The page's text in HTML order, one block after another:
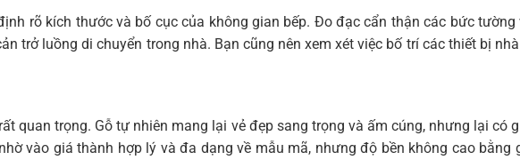
rõ kích thước và bố cục của không gian bếp. Đo đạc cẩn thận các bức
trở luồng di chuyển trong nhà. Bạn cũng nên xem xét việc bố trí các thiết bị
quan trọng. Gỗ tự nhiên mang lại vẻ đẹp sang trọng và ấm cúng, nhưng lại có
vào giá thành hợp lý và đa dạng về mẫu mã, nhưng độ bền không cao bằng